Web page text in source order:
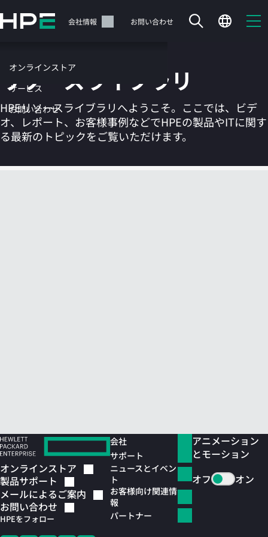
イ
テ
ツ
に
ス
ッ
サポート 会社情報 お問い合わせ
オンラインストア
サービス
お問い合わせ
カートは空です
リソースライブラリ
HPEリソースライブラリへようこそ。ここでは、ビデ
オ、レポート、お客様事例などでHPEの製品やITに関す
る最新のトピックをご覧いただけます。
オンラインストア
製品サポート
メールによるご案内
お問い合わせ
HPEをフォロー
会社
サポート
ニュースとイベン
ト
お客様向け関連情
報
パートナー
アニメーション
とモーション
オフ
オン